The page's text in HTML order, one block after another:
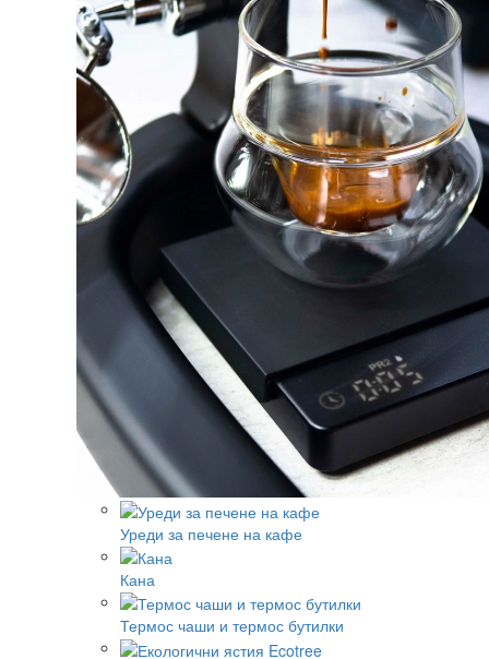
Уреди за печене на кафе
Кана
Термос чаши и термос бутилки